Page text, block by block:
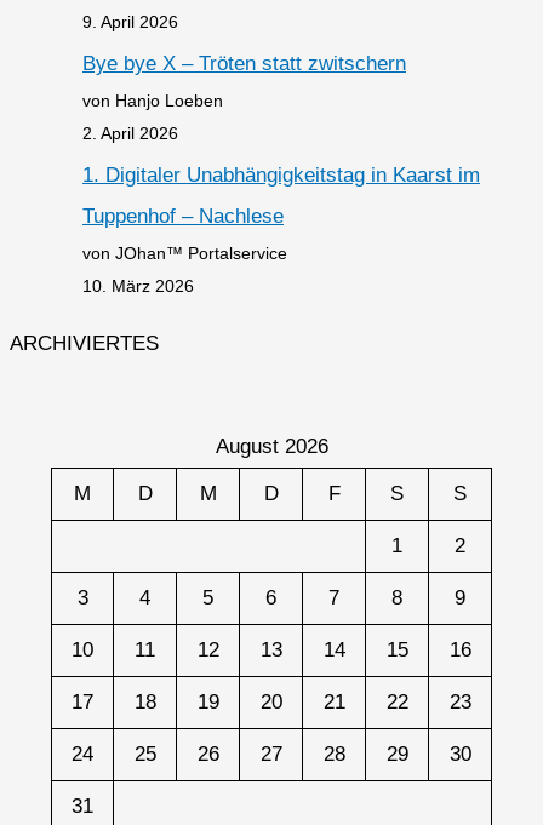
9. April 2026
Bye bye X – Tröten statt zwitschern
von Hanjo Loeben
2. April 2026
1. Digitaler Unabhängigkeitstag in Kaarst im
Tuppenhof – Nachlese
von JOhan™ Portalservice
10. März 2026
ARCHIVIERTES
August 2026
M D M D F S S
1 2
3 4 5 6 7 8 9
10 11 12 13 14 15 16
17 18 19 20 21 22 23
24 25 26 27 28 29 30
31